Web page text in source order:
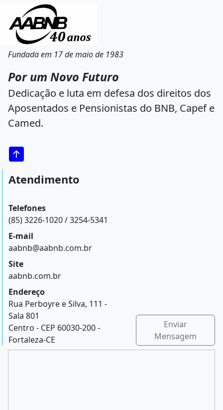
Fundada em 17 de maio de 1983
Por um Novo Futuro
Dedicação e luta em defesa dos direitos dos
Aposentados e Pensionistas do BNB, Capef e
Camed.
Atendimento
Telefones
(85) 3226-1020 / 3254-5341
E-mail
aabnb@aabnb.com.br
Site
aabnb.com.br
Endereço
Rua Perboyre e Silva, 111 -
Sala 801
Centro - CEP 60030-200 -
Fortaleza-CE
Enviar
Mensagem